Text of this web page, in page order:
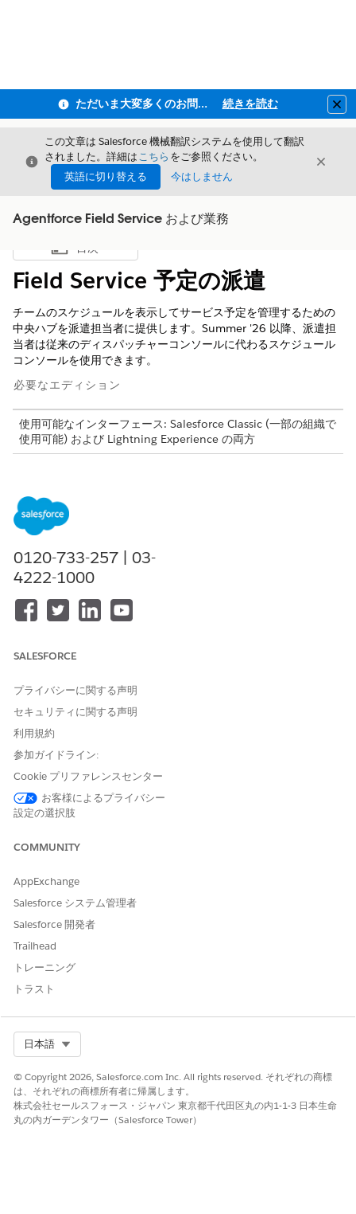
ただいま大変多くのお問い合わせをいただいており、ご連絡までにお時間を頂戴しております 続きを読む
閉じる
この文章は Salesforce 機械翻訳システムを使用して翻訳
されました。詳細はこちら をご参照ください。
英語に切り替える
今はしません
閉じる
Agentforce Field Service および業務
目次を表示
目次
Field Service 予定の派遣
チームのスケジュールを表示してサービス予定を管理するための
中央ハブを派遣担当者に提供します。Summer '26 以降、派遣担
当者は従来のディスパッチャーコンソールに代わるスケジュール
コンソールを使用できます。
必要なエディション
使用可能なインターフェース: Salesforce Classic (一部の組織で
使用可能) および Lightning Experience の両方
Edition、
用できます。
これは Field Service 管理パッケージ機能です。
Field Service Scheduling Console での作業
スケジュールコンソールでは、使いやすさ、生産性、およびハ
イパフォーマンスに重点を置き、シームレスでアクセスしやす
Field Service and Operations (旧称 Field Service) の従来の
Field Service Classic ディスパッチャーコンソールでの作業
Field Service Classic Dispatch Console (ディスパッチャーコ
ンソールとも呼ばれる) は、派遣担当者向けの元のメイン作業
スペースです。動的な地図と高度なカスタマイズが可能なガン
トチャートを備え、今後の予定や有効なチームメンバーなどが
表示されます。Summer '26 以降、派遣担当者は従来のディ
スパッチャーコンソールに代わるスケジュールコンソールを使
用できます。
Field Service 予定の自動派遣
コンソールから予定を派遣できますが、次の予定を自動的に派
遣またはドリップフィードするジョブを設定することもできま
す。
関連項目:
Field Service 派遣担当者向け Agentforce
はい
0120-733-257 | 03-
4222-1000
SALESFORCE
プライバシーに関する声明
セキュリティに関する声明
利用規約
参加ガイドライン:
Cookie プリファレンスセンター
お客様によるプライバシー
設定の選択肢
COMMUNITY
AppExchange
Salesforce システム管理者
Salesforce 開発者
Trailhead
トレーニング
トラスト
日本語
© Copyright 2026, Salesforce.com Inc. All rights reserved. それぞれの商標
は、それぞれの商標所有者に帰属します。
株式会社セールスフォース・ジャパン 東京都千代田区丸の内1-1-3 日本生命
丸の内ガーデンタワー（Salesforce Tower）